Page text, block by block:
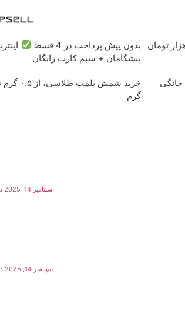
بدون پیش پرداخت در 4 قسط
پیشگامان + سیم کارت رایگان
خانگی
گرم
سپتامبر 14, 2025 در 1:11 ب.ظ
سپتامبر 14, 2025 در 1:17 ب.ظ